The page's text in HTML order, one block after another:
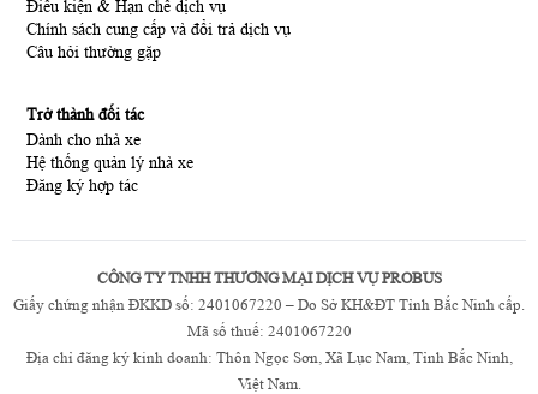
Điều kiện & Hạn chế dịch vụ
Chính sách cung cấp và đổi trả dịch vụ
Câu hỏi thường gặp
Trở thành đối tác
Dành cho nhà xe
Hệ thống quản lý nhà xe
Đăng ký hợp tác
CÔNG TY TNHH THƯƠNG MẠI DỊCH VỤ PROBUS
Giấy chứng nhận ĐKKD số: 2401067220 – Do Sở KH&ĐT Tỉnh Bắc Ninh cấp.
Mã số thuế: 2401067220
Địa chỉ đăng ký kinh doanh: Thôn Ngọc Sơn, Xã Lục Nam, Tỉnh Bắc Ninh,
Việt Nam.